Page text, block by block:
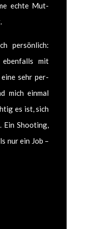
echte Mut­
per­sön­lich:
mit
eine sehr per­
mich ein­mal
es ist, sich
Ein Shoot­ing,
nur ein Job –